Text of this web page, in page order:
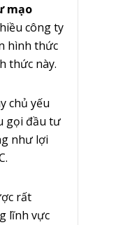
mạo
công ty
hình thức
thức này.
chủ yếu
gọi đầu tư
như lợi
rất
lĩnh vực